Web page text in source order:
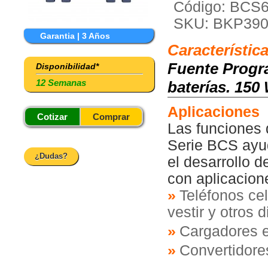
Garantia | 3 Años
Disponibilidad*
12 Semanas
Cotizar Comprar
¿Dudas?
Código:
SKU:
Fuente
baterías. 150
Aplicaciones
Las funciones
Serie BCS
el desarrollo
con
Teléfonos
vestir y otros
Cargadores